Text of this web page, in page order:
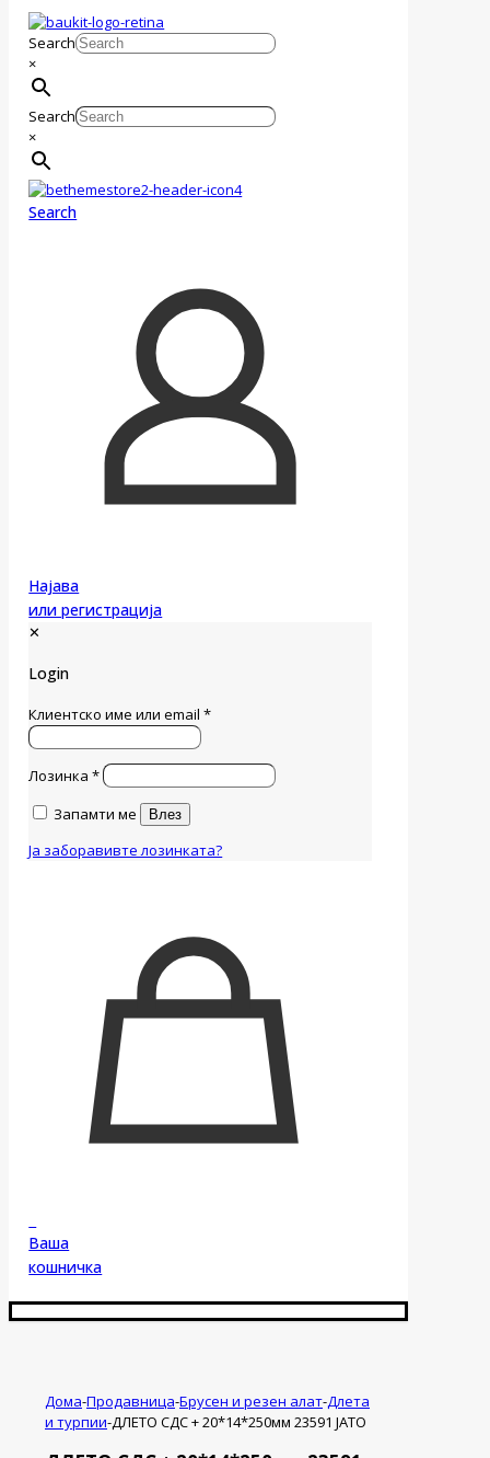
Search
×
Search
×
Search
Најава
или регистрација
✕
Login
Клиентско име или email*
Лозинка*
Запамти ме
Влез
Ја заборавивте лозинката?
Ваша
кошничка
Дома-Продавница-Брусен и резен алат-Длета
и турпии-ДЛЕТО СДС + 20*14*250мм 23591 ЈАТО